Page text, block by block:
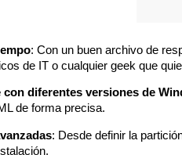
: Con un buen archivo de
de IT o cualquier geek que
con diferentes versiones de
de forma precisa.
: Desde definir la